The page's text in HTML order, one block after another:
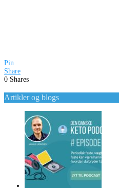
Pin
Share
0 Shares
Artikler og blogs